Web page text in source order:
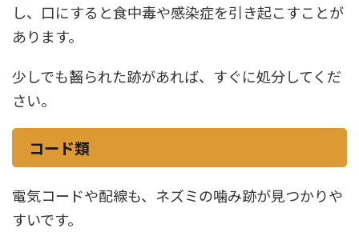
し、口にすると食中毒や感染症を引き起こすことが
あります。
少しでも齧られた跡があれば、すぐに処分してくだ
さい。
コード類
電気コードや配線も、ネズミの噛み跡が見つかりや
すいです。